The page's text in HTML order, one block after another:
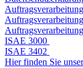
ISAE 3000
ISAE 3402
Hier finden Sie